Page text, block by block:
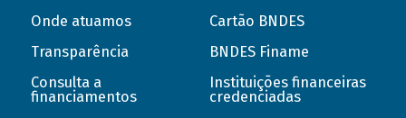
Onde atuamos
Transparência
Consulta a
financiamentos
Cartão BNDES
BNDES Finame
Instituições financeiras
credenciadas